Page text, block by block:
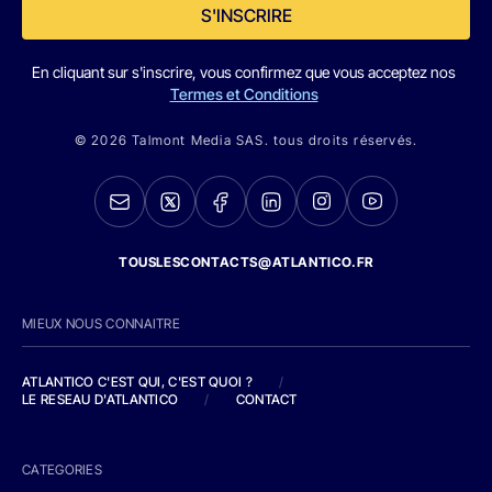
S'INSCRIRE
En cliquant sur s'inscrire, vous confirmez que vous acceptez nos
Termes et Conditions
© 2026 Talmont Media SAS. tous droits réservés.
TOUSLESCONTACTS@ATLANTICO.FR
MIEUX NOUS CONNAITRE
ATLANTICO C'EST QUI, C'EST QUOI ?
/
LE RESEAU D'ATLANTICO
/ CONTACT
CATEGORIES